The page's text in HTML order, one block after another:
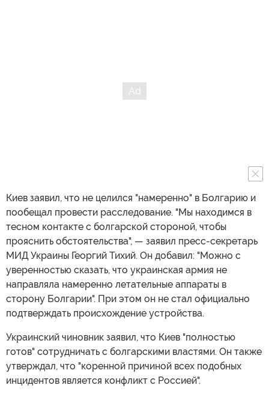
Киев заявил, что не целился "намеренно" в Болгарию и
пообещал провести расследование. "Мы находимся в
тесном контакте с болгарской стороной, чтобы
прояснить обстоятельства", — заявил пресс-секретарь
МИД Украины Георгий Тихий. Он добавил: "Можно с
уверенностью сказать, что украинская армия не
направляла намеренно летательные аппараты в
сторону Болгарии". При этом он не стал официально
подтверждать происхождение устройства.
Украинский чиновник заявил, что Киев "полностью
готов" сотрудничать с болгарскими властями. Он также
утверждал, что "коренной причиной всех подобных
инцидентов является конфликт с Россией".